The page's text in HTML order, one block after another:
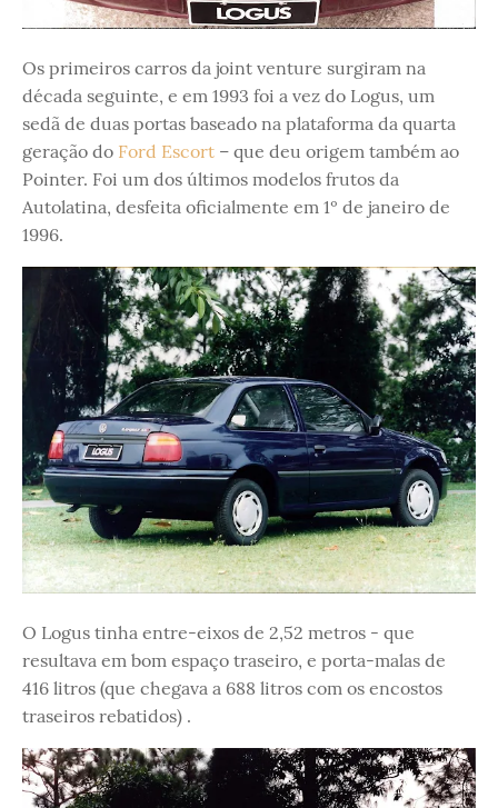
Os primeiros carros da joint venture surgiram na
década seguinte, e em 1993 foi a vez do Logus, um
sedã de duas portas baseado na plataforma da quarta
geração do Ford Escort – que deu origem também ao
Pointer. Foi um dos últimos modelos frutos da
Autolatina, desfeita oficialmente em 1º de janeiro de
1996.
O Logus tinha entre-eixos de 2,52 metros - que
resultava em bom espaço traseiro, e porta-malas de
416 litros (que chegava a 688 litros com os encostos
traseiros rebatidos) .